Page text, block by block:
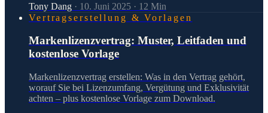
Tony Dang · 10. Juni 2025 · 12 Min
Vertragserstellung & Vorlagen
Markenlizenzvertrag: Muster, Leitfaden und
kostenlose Vorlage
Markenlizenzvertrag erstellen: Was in den Vertrag gehört,
worauf Sie bei Lizenzumfang, Vergütung und Exklusivität
achten – plus kostenlose Vorlage zum Download.